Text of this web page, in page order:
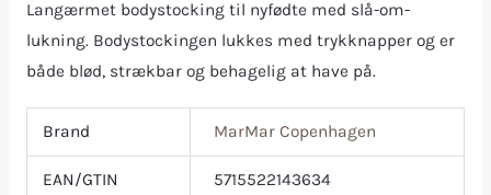
Langærmet bodystocking til nyfødte med slå-om-
lukning. Bodystockingen lukkes med trykknapper og er
både blød, strækbar og behagelig at have på.
Brand MarMar Copenhagen
EAN/GTIN 5715522143634